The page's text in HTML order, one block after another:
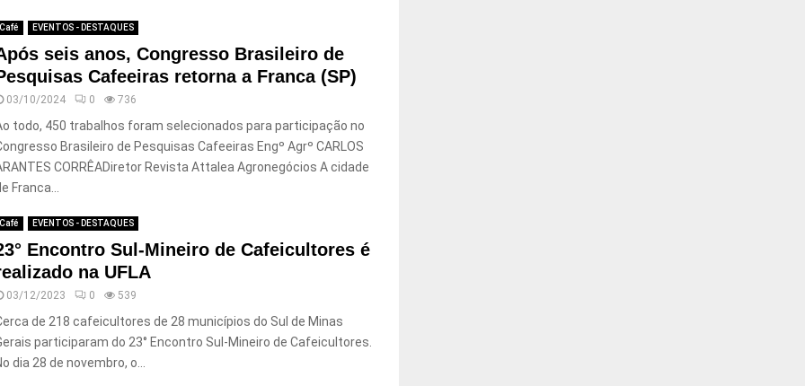
Café EVENTOS - DESTAQUES
seis anos, Congresso Brasileiro de
Cafeeiras retorna a Franca (SP)
03/10/2024 0 736
todo, 450 trabalhos foram selecionados para participação no
Brasileiro de Pesquisas Cafeeiras Engº Agrº CARLOS
CORRÊADiretor Revista Attalea Agronegócios A cidade
Franca...
Café EVENTOS - DESTAQUES
Encontro Sul-Mineiro de Cafeicultores é
na UFLA
03/12/2023 0 539
de 218 cafeicultores de 28 municípios do Sul de Minas
participaram do 23° Encontro Sul-Mineiro de Cafeicultores.
dia 28 de novembro, o...